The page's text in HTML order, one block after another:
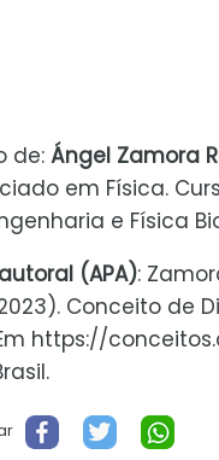
de: Ángel Zamora
em Física.
e Física
(APA):
Conceito de
https://